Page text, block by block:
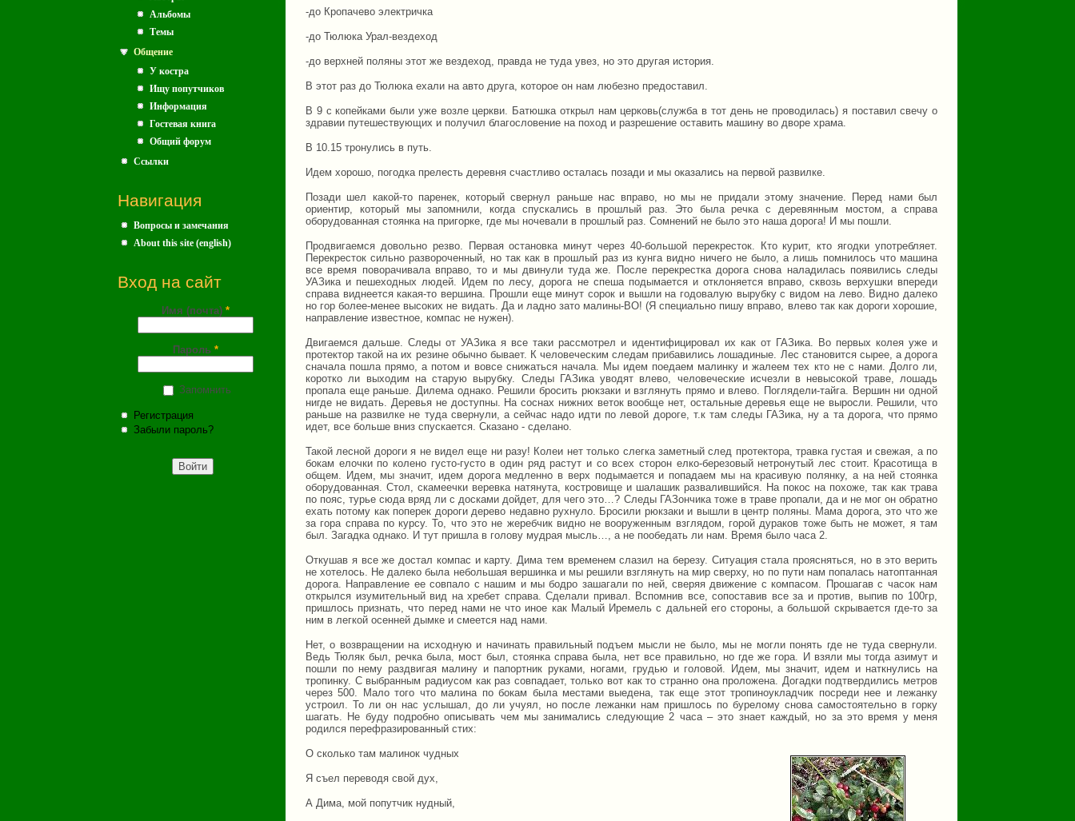
Альбомы
Темы
Общение
У костра
Ищу попутчиков
Информация
Гостевая книга
Общий форум
Ссылки
Навигация
Вопросы и замечания
About this site (english)
Вход на сайт
Имя (почта) *
Пароль *
Запомнить
Регистрация
Забыли пароль?
-до Кропачево электричка
-до Тюлюка Урал-вездеход
-до верхней поляны этот же вездеход, правда не туда увез, но это другая история.
В этот раз до Тюлюка ехали на авто друга, которое он нам любезно предоставил.
В 9 с копейками были уже возле церкви. Батюшка открыл нам церковь(служба в тот день не проводилась) я поставил свечу о
здравии путешествующих и получил благословение на поход и разрешение оставить машину во дворе храма.
В 10.15 тронулись в путь.
Идем хорошо, погодка прелесть деревня счастливо осталась позади и мы оказались на первой развилке.
Позади шел какой-то паренек, который свернул раньше нас вправо, но мы не придали этому значение. Перед нами был
ориентир, который мы запомнили, когда спускались в прошлый раз. Это была речка с деревянным мостом, а справа
оборудованная стоянка на пригорке, где мы ночевали в прошлый раз. Сомнений не было это наша дорога! И мы пошли.
Продвигаемся довольно резво. Первая остановка минут через 40-большой перекресток. Кто курит, кто ягодки употребляет.
Перекресток сильно развороченный, но так как в прошлый раз из кунга видно ничего не было, а лишь помнилось что машина
все время поворачивала вправо, то и мы двинули туда же. После перекрестка дорога снова наладилась появились следы
УАЗика и пешеходных людей. Идем по лесу, дорога не спеша подымается и отклоняется вправо, сквозь верхушки впереди
справа виднеется какая-то вершина. Прошли еще минут сорок и вышли на годовалую вырубку с видом на лево. Видно далеко
но гор более-менее высоких не видать. Да и ладно зато малины-ВО! (Я специально пишу вправо, влево так как дороги хорошие,
направление известное, компас не нужен).
Двигаемся дальше. Следы от УАЗика я все таки рассмотрел и идентифицировал их как от ГАЗика. Во первых колея уже и
протектор такой на их резине обычно бывает. К человеческим следам прибавились лошадиные. Лес становится сырее, а дорога
сначала пошла прямо, а потом и вовсе снижаться начала. Мы идем поедаем малинку и жалеем тех кто не с нами. Долго ли,
коротко ли выходим на старую вырубку. Следы ГАЗика уводят влево, человеческие исчезли в невысокой траве, лошадь
пропала еще раньше. Дилема однако. Решили бросить рюкзаки и взглянуть прямо и влево. Поглядели-тайга. Вершин ни одной
нигде не видать. Деревья не доступны. На соснах нижних веток вообще нет, остальные деревья еще не выросли. Решили, что
раньше на развилке не туда свернули, а сейчас надо идти по левой дороге, т.к там следы ГАЗика, ну а та дорога, что прямо
идет, все больше вниз спускается. Сказано - сделано.
Такой лесной дороги я не видел еще ни разу! Колеи нет только слегка заметный след протектора, травка густая и свежая, а по
бокам елочки по колено густо-густо в один ряд растут и со всех сторон елко-березовый нетронутый лес стоит. Красотища в
общем. Идем, мы значит, идем дорога медленно в верх подымается и попадаем мы на красивую полянку, а на ней стоянка
оборудованная. Стол, скамеечки веревка натянута, костровище и шалашик развалившийся. На покос на похоже, так как трава
по пояс, турье сюда вряд ли с досками дойдет, для чего это…? Следы ГАЗончика тоже в траве пропали, да и не мог он обратно
ехать потому как поперек дороги дерево недавно рухнуло. Бросили рюкзаки и вышли в центр поляны. Мама дорога, это что же
за гора справа по курсу. То, что это не жеребчик видно не вооруженным взглядом, горой дураков тоже быть не может, я там
был. Загадка однако. И тут пришла в голову мудрая мысль…, а не пообедать ли нам. Время было часа 2.
Откушав я все же достал компас и карту. Дима тем временем слазил на березу. Ситуация стала проясняться, но в это верить
не хотелось. Не далеко была небольшая вершинка и мы решили взглянуть на мир сверху, но по пути нам попалась натоптанная
дорога. Направление ее совпало с нашим и мы бодро зашагали по ней, сверяя движение с компасом. Прошагав с часок нам
открылся изумительный вид на хребет справа. Сделали привал. Вспомнив все, сопоставив все за и против, выпив по 100гр,
пришлось признать, что перед нами не что иное как Малый Иремель с дальней его стороны, а большой скрывается где-то за
ним в легкой осенней дымке и смеется над нами.
Нет, о возвращении на исходную и начинать правильный подъем мысли не было, мы не могли понять где не туда свернули.
Ведь Тюляк был, речка была, мост был, стоянка справа была, нет все правильно, но где же гора. И взяли мы тогда азимут и
пошли по нему раздвигая малину и папортник руками, ногами, грудью и головой. Идем, мы значит, идем и наткнулись на
тропинку. С выбранным радиусом как раз совпадает, только вот как то странно она проложена. Догадки подтвердились метров
через 500. Мало того что малина по бокам была местами выедена, так еще этот тропиноукладчик посреди нее и лежанку
устроил. То ли он нас услышал, до ли учуял, но после лежанки нам пришлось по бурелому снова самостоятельно в горку
шагать. Не буду подробно описывать чем мы занимались следующие 2 часа – это знает каждый, но за это время у меня
родился перефразированный стих:
О сколько там малинок чудных
Я съел переводя свой дух,
А Дима, мой попутчик нудный,